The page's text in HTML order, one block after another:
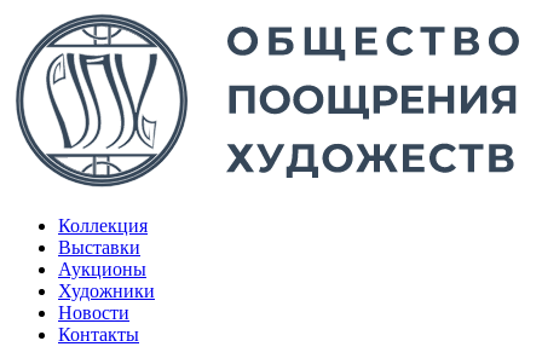
Коллекция
Выставки
Аукционы
Художники
Новости
Контакты